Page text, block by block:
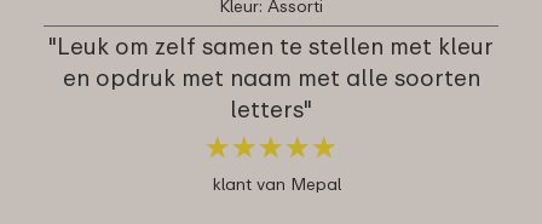
Kleur: Assorti
"Leuk om zelf samen te stellen met kleur
en opdruk met naam met alle soorten
letters"
★★★★★
★★★★★
klant van Mepal